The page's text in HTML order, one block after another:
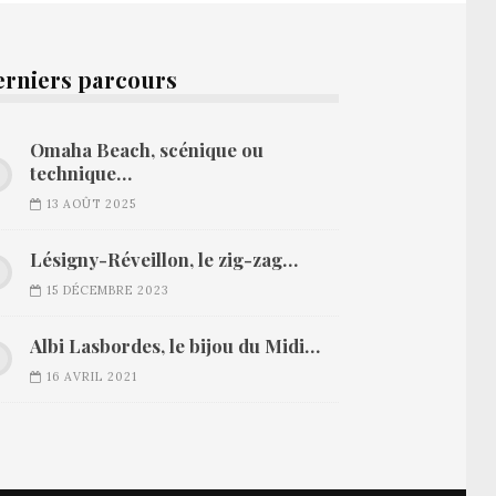
parcours
Omaha Beach, scénique ou
technique…
13 AOÛT 2025
Lésigny-Réveillon, le zig-zag…
15 DÉCEMBRE 2023
Albi Lasbordes, le bijou du Midi…
16 AVRIL 2021